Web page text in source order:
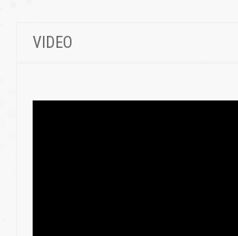
VIDEO